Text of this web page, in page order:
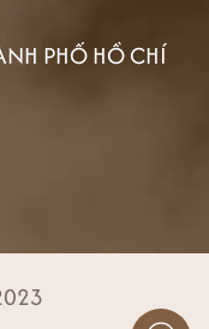
PHỐ HỒ CHÍ